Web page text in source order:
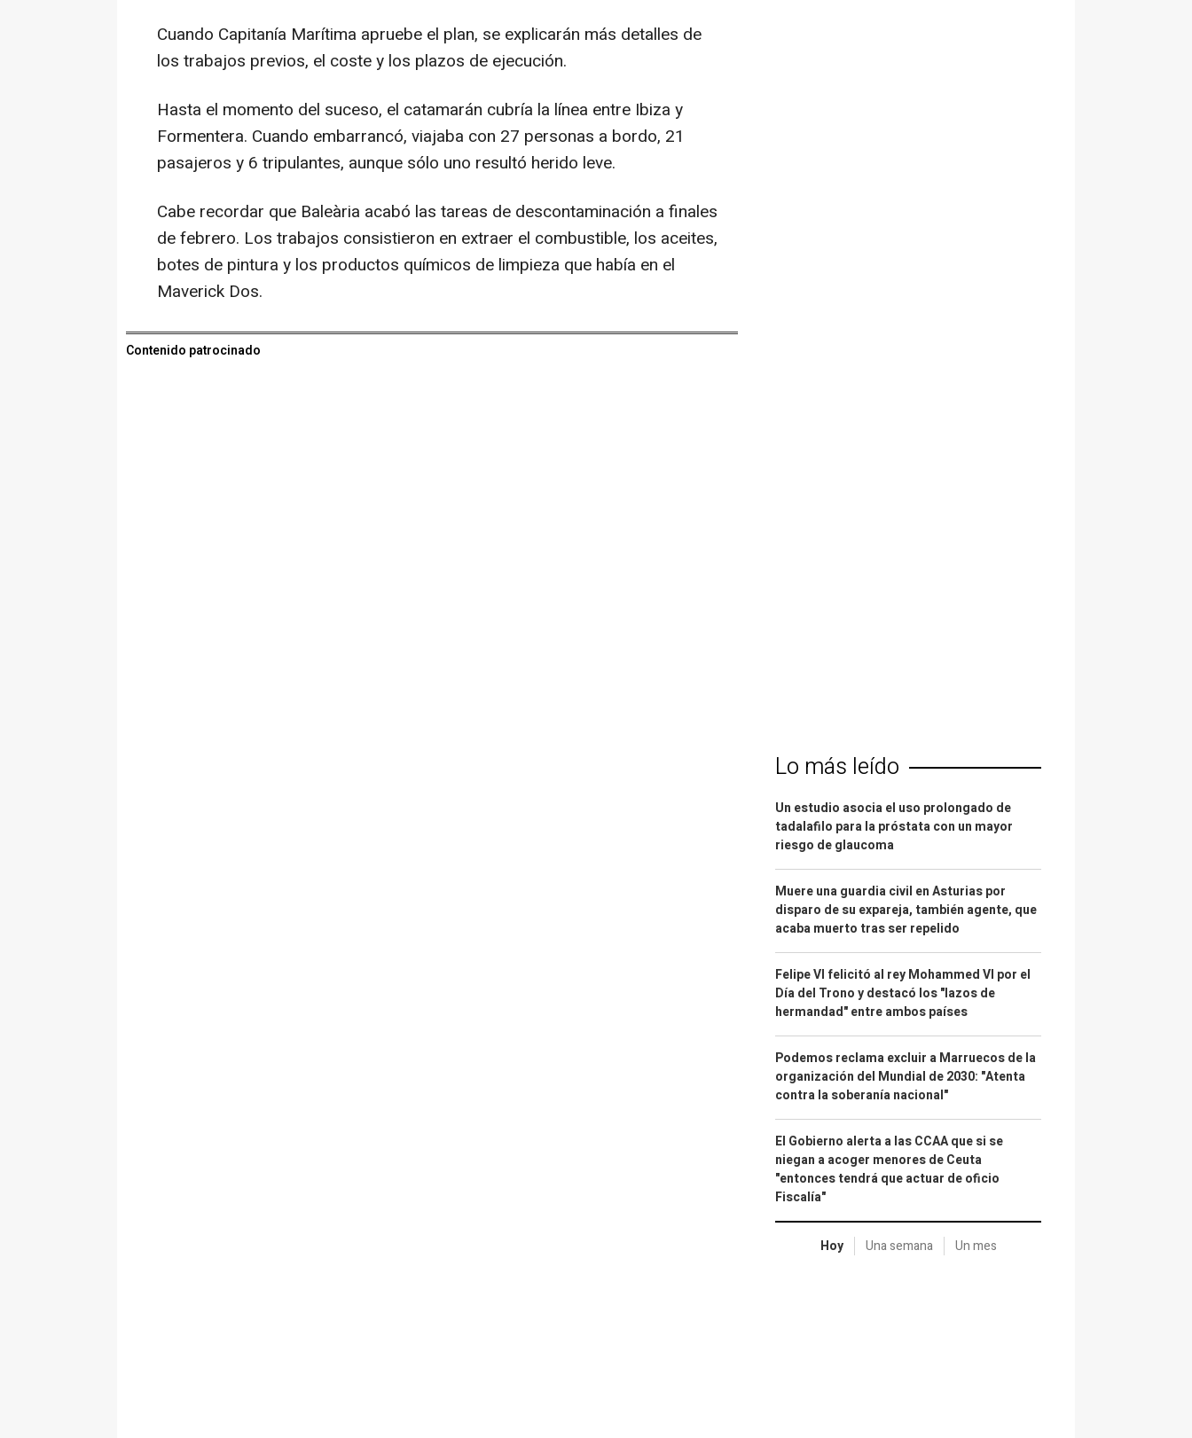
Cuando Capitanía Marítima apruebe el plan, se explicarán más detalles de
los trabajos previos, el coste y los plazos de ejecución.
Hasta el momento del suceso, el catamarán cubría la línea entre Ibiza y
Formentera. Cuando embarrancó, viajaba con 27 personas a bordo, 21
pasajeros y 6 tripulantes, aunque sólo uno resultó herido leve.
Cabe recordar que Baleària acabó las tareas de descontaminación a finales
de febrero. Los trabajos consistieron en extraer el combustible, los aceites,
botes de pintura y los productos químicos de limpieza que había en el
Maverick Dos.
Contenido patrocinado
Lo más leído
Un estudio asocia el uso prolongado de
tadalafilo para la próstata con un mayor
riesgo de glaucoma
Muere una guardia civil en Asturias por
disparo de su expareja, también agente, que
acaba muerto tras ser repelido
Felipe VI felicitó al rey Mohammed VI por el
Día del Trono y destacó los "lazos de
hermandad" entre ambos países
Podemos reclama excluir a Marruecos de la
organización del Mundial de 2030: "Atenta
contra la soberanía nacional"
El Gobierno alerta a las CCAA que si se
niegan a acoger menores de Ceuta
"entonces tendrá que actuar de oficio
Fiscalía"
Hoy Una semana Un mes